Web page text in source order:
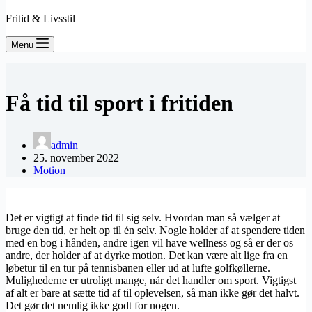
Fritid & Livsstil
Menu
Få tid til sport i fritiden
admin
25. november 2022
Motion
Det er vigtigt at finde tid til sig selv. Hvordan man så vælger at
bruge den tid, er helt op til én selv. Nogle holder af at spendere tiden
med en bog i hånden, andre igen vil have wellness og så er der os
andre, der holder af at dyrke motion. Det kan være alt lige fra en
løbetur til en tur på tennisbanen eller ud at lufte golfkøllerne.
Mulighederne er utroligt mange, når det handler om sport. Vigtigst
af alt er bare at sætte tid af til oplevelsen, så man ikke gør det halvt.
Det gør det nemlig ikke godt for nogen.